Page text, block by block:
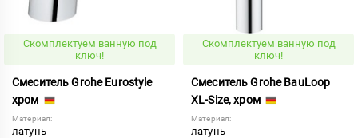
Скомплектуем ванную под
ключ!
Смеситель Grohe Eurostyle
хром
Материал:
латунь
Скомплектуем ванную под
ключ!
Смеситель Grohe BauLoop
XL-Size, хром
Материал:
латунь